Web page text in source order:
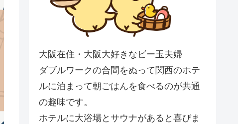
大阪在住・大阪大好きなビー玉夫婦
ダブルワークの合間をぬって関西のホテ
ルに泊まって朝ごはんを食べるのが共通
の趣味です。
ホテルに大浴場とサウナがあると喜びま